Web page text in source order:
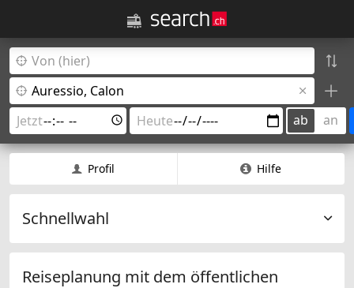
ab an
Profil Hilfe
Schnellwahl
Reiseplanung mit dem öffentlichen